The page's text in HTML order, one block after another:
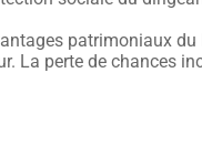
patrimoniaux
La perte de chances